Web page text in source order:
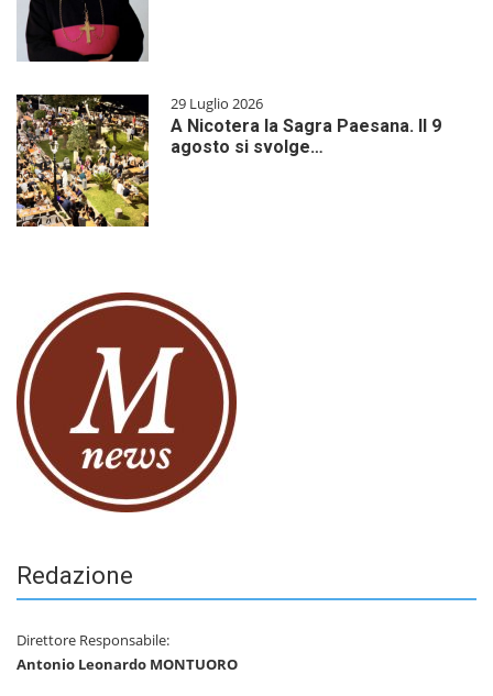
29 Luglio 2026
A Nicotera la Sagra Paesana. Il 9
agosto si svolge…
Redazione
Direttore Responsabile:
Antonio Leonardo MONTUORO